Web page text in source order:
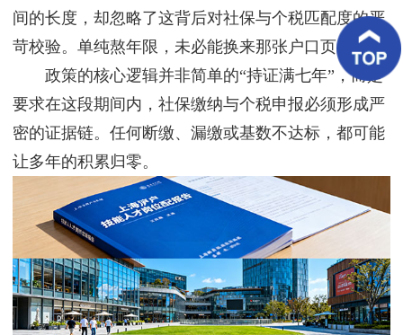
案
好
评
新
联
系
我
们
间的长度，却忽略了这背后对社保与个税匹配度的严
苛校验。单纯熬年限，未必能换来那张户口页。
政策的核心逻辑并非简单的“持证满七年”，而是
要求在这段期间内，社保缴纳与个税申报必须形成严
密的证据链。任何断缴、漏缴或基数不达标，都可能
让多年的积累归零。